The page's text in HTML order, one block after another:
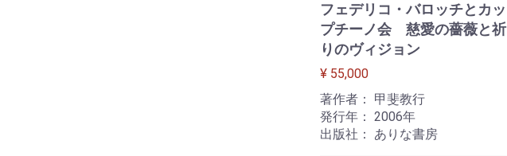
フェデリコ・バロッチとカッ
プチーノ会 慈愛の薔薇と祈
りのヴィジョン
¥ 55,000
著作者： 甲斐教行
発行年： 2006年
出版社： ありな書房